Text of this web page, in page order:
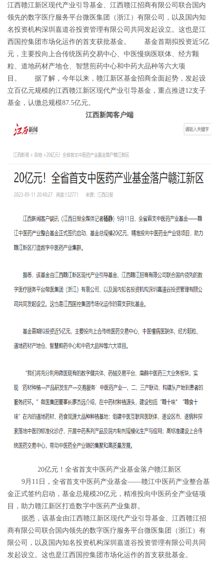
江西赣江新区现代产业引导基金、江西赣江招商有限公司联合国内
领先的数字医疗服务平台微医集团（浙江）有限公司，以及国内知
名投资机构深圳嘉道谷投资管理有限公司共同发起设立。这也是江
西国控集团市场化运作的首支获批基金。 基金首期拟投资近5亿
元，主要投向上合传统医药交易中心、中医慢病医联体、经方颗
粒、道地药材产地仓、智慧煎药中心和中药大品种等六大项
目。 据了解，今年以来，赣江新区基金招商全面起势，发起设
立百亿元规模的江西赣江新区现代产业引导基金，重点推进12支子
基金，认缴总规模87.5亿元。
江西新闻客户端
20亿元！全省首支中医药产业基金落户赣江新区
9月11日，全省首支中医药产业基金——赣江中医药产业整合基
金正式签约启动，基金总规模20亿元，精准投向中医药全产业链项
目，助力赣江新区打造数字中医药产业集群。
据悉，该基金由江西赣江新区现代产业引导基金、江西赣江招
商有限公司联合国内领先的数字医疗服务平台微医集团（浙江）有
限公司，以及国内知名投资机构深圳嘉道谷投资管理有限公司共同
发起设立。这也是江西国控集团市场化运作的首支获批基金。